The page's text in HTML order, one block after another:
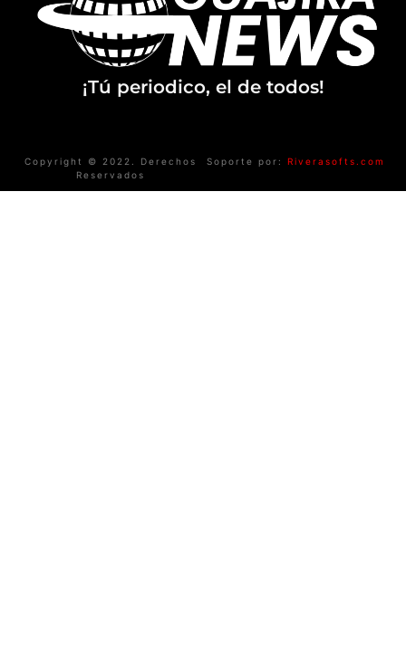
¡Tú periodico, el de todos!
Copyright © 2022. Derechos
Reservados
Soporte por: Riverasofts.com